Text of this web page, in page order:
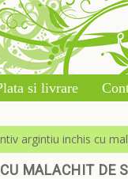
si livrare
argintiu inchis cu
MALACHIT